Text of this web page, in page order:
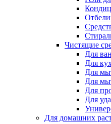
Чистящие
Для
Для
Для
Для
Для
Для
Для домашних